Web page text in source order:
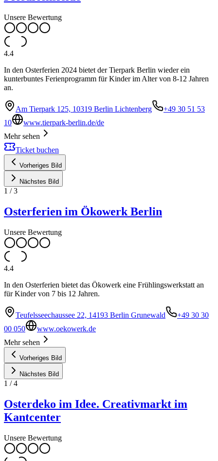
Unsere Bewertung
4.4
In den Osterferien 2024 bietet der Tierpark Berlin wieder ein
kunterbuntes Ferienprogramm für Kinder im Alter von 8-12 Jahren
an.
Am Tierpark 125, 10319 Berlin Lichtenberg
+49 30 51 53
10
www.tierpark-berlin.de/de
Mehr sehen
Ticket buchen
Vorheriges Bild
Nächstes Bild
1 /3
Osterferien im Ökowerk Berlin
Unsere Bewertung
4.4
In den Osterferien bietet das Ökowerk eine Frühlingswerkstatt an
für Kinder von 7 bis 12 Jahren.
Teufelsseechaussee 22, 14193 Berlin Grunewald
+49 30 30
00 050
www.oekowerk.de
Mehr sehen
Vorheriges Bild
Nächstes Bild
1 /4
Osterdeko im Idee. Creativmarkt im
Kantcenter
Unsere Bewertung